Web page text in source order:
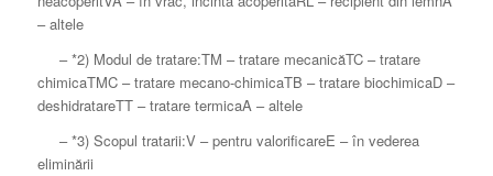
– altele
– *2) Modul de tratare:TM – tratare mecanicăTC – tratare
chimicaTMC – tratare mecano-chimicaTB – tratare biochimicaD –
deshidratareTT – tratare termicaA – altele
– *3) Scopul tratarii:V – pentru valorificareE – în vederea
eliminării